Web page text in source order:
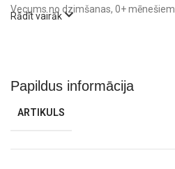
Vecums no dzimšanas, 0+ mēnešiem
Rādīt vairāk
Papildus informācija
ARTIKULS